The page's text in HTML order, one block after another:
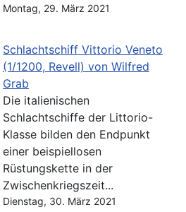
Montag, 29. März 2021
Schlachtschiff Vittorio Veneto
(1/1200, Revell) von Wilfred
Grab
Die italienischen
Schlachtschiffe der Littorio-
Klasse bilden den Endpunkt
einer beispiellosen
Rüstungskette in der
Zwischenkriegszeit...
Dienstag, 30. März 2021